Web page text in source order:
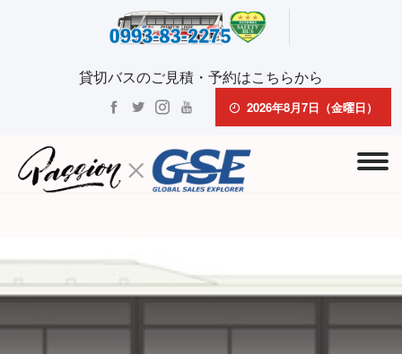
貸切バスのご見積・予約はこちらから
2026年8月7日（金曜日）